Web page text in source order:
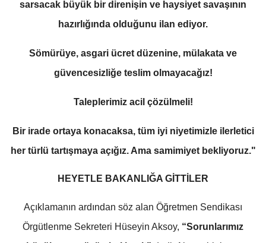
sarsacak büyük bir direnişin ve haysiyet savaşının
hazırlığında olduğunu ilan ediyor.
Sömürüye, asgari ücret düzenine, mülakata ve
güvencesizliğe teslim olmayacağız!
Taleplerimiz acil çözülmeli!
Bir irade ortaya konacaksa, tüm iyi niyetimizle ilerletici
her türlü tartışmaya açığız. Ama samimiyet bekliyoruz."
HEYETLE BAKANLIĞA GİTTİLER
Açıklamanın ardından söz alan Öğretmen Sendikası
Örgütlenme Sekreteri Hüseyin Aksoy, “Sorunlarımız